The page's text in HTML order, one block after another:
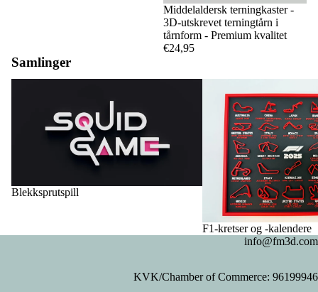
Middelaldersk terningkaster -
3D-utskrevet terningtårn i
tårnform - Premium kvalitet
€24,95
Samlinger
Blekksprutspill
F1-kretser og -kalendere
info@fm3d.com
KVK/Chamber of Commerce: 96199946